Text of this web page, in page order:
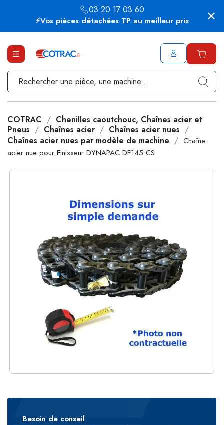
⚡Vos pièces détachées TP au meilleur prix
03 20 17 03 60
COTRAC
Chenilles caoutchouc, Chaînes acier et
Pneus
Chaînes acier
Chaînes acier nues
Chaînes acier nues par modèle de machine
Chaîne
acier nue pour Finisseur DYNAPAC DF145 CS
Besoin de conseil